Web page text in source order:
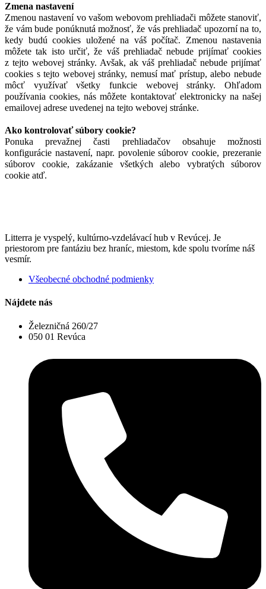
Zmena nastavení
Zmenou nastavení vo vašom webovom prehliadači môžete stanoviť,
že vám bude ponúknutá možnosť, že vás prehliadač upozorní na to,
kedy budú cookies uložené na váš počítač. Zmenou nastavenia
môžete tak isto určiť, že váš prehliadač nebude prijímať cookies
z tejto webovej stránky. Avšak, ak váš prehliadač nebude prijímať
cookies s tejto webovej stránky, nemusí mať prístup, alebo nebude
môcť využívať všetky funkcie webovej stránky. Ohľadom
používania cookies, nás môžete kontaktovať elektronicky na našej
emailovej adrese uvedenej na tejto webovej stránke.
Ako kontrolovať súbory cookie?
Ponuka prevažnej časti prehliadačov obsahuje možnosti
konfigurácie nastavení, napr. povolenie súborov cookie, prezeranie
súborov cookie, zakázanie všetkých alebo vybratých súborov
cookie atď.
Litterra je vyspelý, kultúrno-vzdelávací hub v Revúcej. Je
priestorom pre fantáziu bez hraníc, miestom, kde spolu tvoríme náš
vesmír.
Všeobecné obchodné podmienky
Nájdete nás
Železničná 260/27
050 01 Revúca